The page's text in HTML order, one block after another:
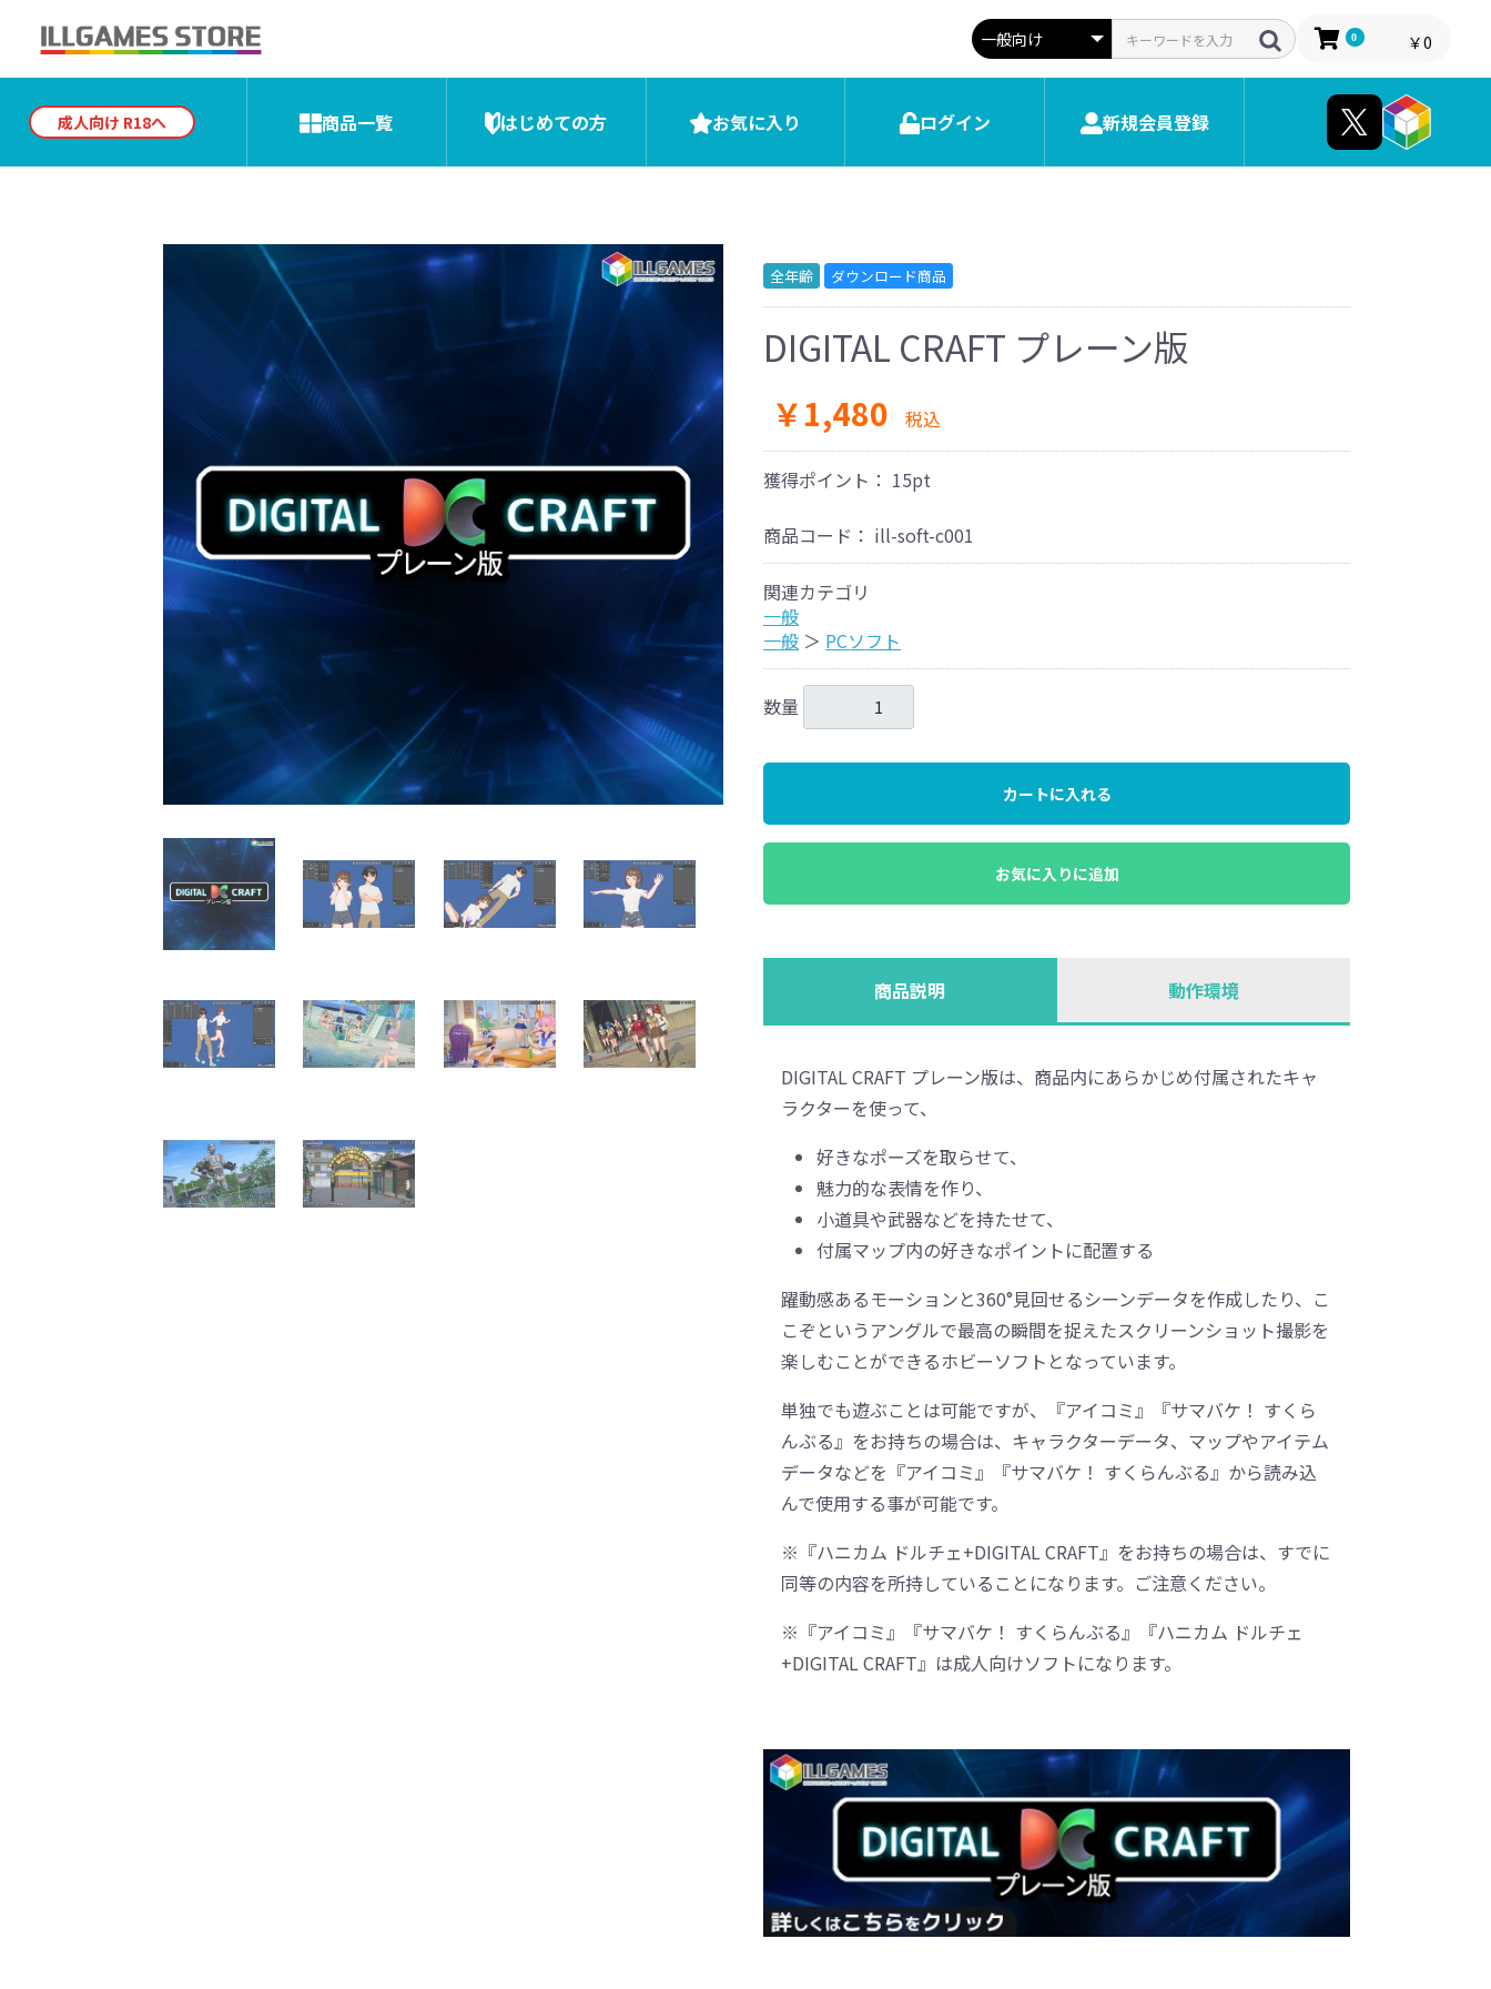
0 ￥0
成人向け R18へ 商品一覧 はじめての方 お気に入り ログイン 新規会員登録
全年齢 ダウンロード商品
DIGITAL CRAFT プレーン版
￥1,480 税込
獲得ポイント： 15pt
商品コード： ill-soft-c001
関連カテゴリ
一般
一般 ＞ PCソフト
数量
カートに入れる
お気に入りに追加
商品説明 動作環境
DIGITAL CRAFT プレーン版は、商品内にあらかじめ付属されたキャ
ラクターを使って、
好きなポーズを取らせて、
魅力的な表情を作り、
小道具や武器などを持たせて、
付属マップ内の好きなポイントに配置する
躍動感あるモーションと360°見回せるシーンデータを作成したり、こ
こぞというアングルで最高の瞬間を捉えたスクリーンショット撮影を
楽しむことができるホビーソフトとなっています。
単独でも遊ぶことは可能ですが、『アイコミ』『サマバケ！ すくら
んぶる』をお持ちの場合は、キャラクターデータ、マップやアイテム
データなどを『アイコミ』『サマバケ！ すくらんぶる』から読み込
んで使用する事が可能です。
※『ハニカム ドルチェ+DIGITAL CRAFT』をお持ちの場合は、すでに
同等の内容を所持していることになります。ご注意ください。
※『アイコミ』『サマバケ！ すくらんぶる』『ハニカム ドルチェ
+DIGITAL CRAFT』は成人向けソフトになります。